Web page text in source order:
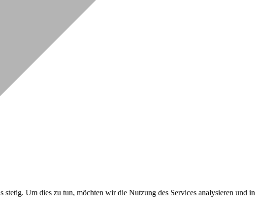
Um dies zu tun, möchten wir die Nutzung des Services analysieren und in